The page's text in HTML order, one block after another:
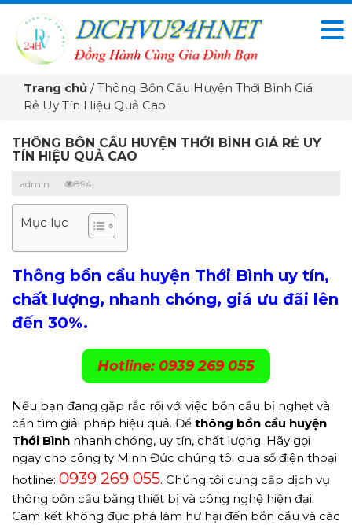
Trang chủ /Thông Bồn Cầu Huyện Thới Bình Giá
Rẻ Uy Tín Hiệu Quả Cao
THÔNG BỒN CẦU HUYỆN THỚI BÌNH GIÁ RẺ UY
TÍN HIỆU QUẢ CAO
admin 894
Mục lục
Thông bồn cầu huyện Thới Bình uy tín,
chất lượng, nhanh chóng, giá ưu đãi lên
đến 30%.
Hotline: 0939 269 055
Nếu bạn đang gặp rắc rối với việc bồn cầu bị nghẹt và
cần tìm giải pháp hiệu quả. Để thông bồn cầu huyện
Thới Bình nhanh chóng, uy tín, chất lượng. Hãy gọi
ngay cho công ty Minh Đức chúng tôi qua số điện thoại
hotline: 0939 269 055. Chúng tôi cung cấp dịch vụ
thông bồn cầu bằng thiết bị và công nghệ hiện đại.
Cam kết không đục phá làm hư hại đến bồn cầu và các